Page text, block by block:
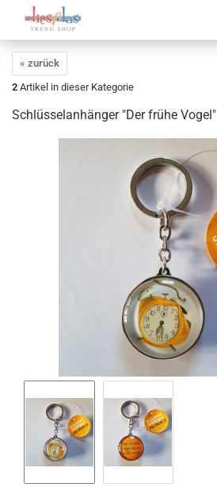
« zurück
2 Artikel in dieser Kategorie
Schlüsselanhänger "Der frühe Vogel"